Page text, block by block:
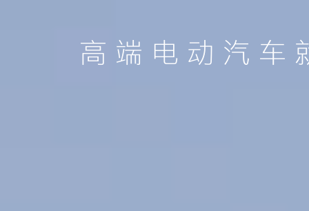
高端电动汽车